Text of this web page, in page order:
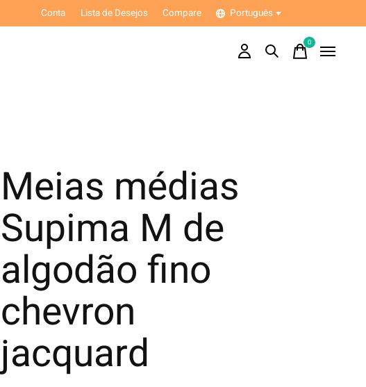
Conta Lista de Desejos Compare Português
0items
Meias médias
Supima M de
algodão fino
chevron
jacquard